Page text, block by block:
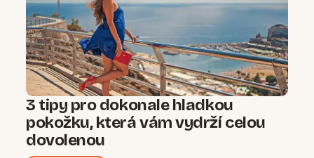
3 tipy pro dokonale hladkou
pokožku, která vám vydrží celou
dovolenou